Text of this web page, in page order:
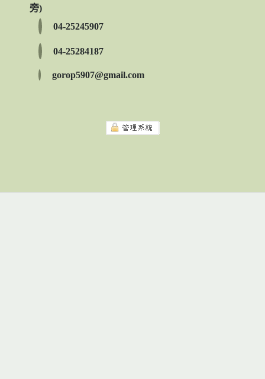
旁)
04-25245907
04-25284187
gorop5907@gmail.com